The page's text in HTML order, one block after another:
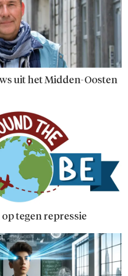
uit het Midden-Oosten
tegen repressie